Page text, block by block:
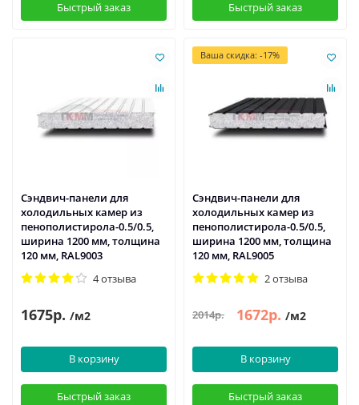
Быстрый заказ Быстрый заказ
Сэндвич-панели для
холодильных камер из
пенополистирола-0.5/0.5,
ширина 1200 мм, толщина
120 мм, RAL9003
4 отзыва
1675р. /м2
В корзину
Быстрый заказ
Ваша скидка: -17%
Сэндвич-панели для
холодильных камер из
пенополистирола-0.5/0.5,
ширина 1200 мм, толщина
120 мм, RAL9005
2 отзыва
2014р. 1672р. /м2
В корзину
Быстрый заказ